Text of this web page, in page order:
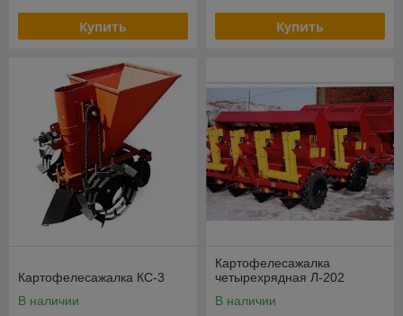
Купить Купить
Картофелесажалка КС-3
В наличии
Картофелесажалка
четырехрядная Л-202
В наличии